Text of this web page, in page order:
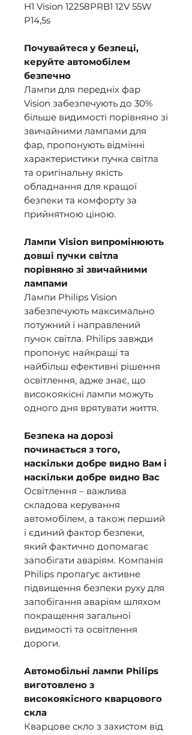
H1 Vision 12258PRB1 12V 55W
P14,5s
Почувайтеся у безпеці,
керуйте автомобілем
безпечно
Лампи для передніх фар
Vision забезпечують до 30%
більше видимості порівняно зі
звичайними лампами для
фар, пропонують відмінні
характеристики пучка світла
та оригінальну якість
обладнання для кращої
безпеки та комфорту за
прийнятною ціною.
Лампи Vision випромінюють
довші пучки світла
порівняно зі звичайними
лампами
Лампи Philips Vision
забезпечують максимально
потужний і направлений
пучок світла. Philips завжди
пропонує найкращі та
найбільш ефективні рішення
освітлення, адже знає, що
високоякісні лампи можуть
одного дня врятувати життя.
Безпека на дорозі
починається з того,
наскільки добре видно Вам і
наскільки добре видно Вас
Освітлення – важлива
складова керування
автомобілем, а також перший
і єдиний фактор безпеки,
який фактично допомагає
запобігати аваріям. Компанія
Philips пропагує активне
підвищення безпеки руху для
запобігання аваріям шляхом
покращення загальної
видимості та освітлення
дороги.
Автомобільні лампи Philips
виготовлено з
високоякісного кварцового
скла
Кварцове скло з захистом від